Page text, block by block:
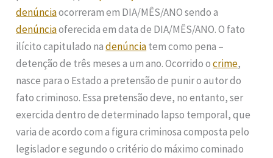
denúnciaocorreram em DIA/MÊS/ANO sendo a
denúnciaoferecida em data de DIA/MÊS/ANO. O fato
ilícito capitulado nadenúnciatem como pena –
detenção de três meses a um ano. Ocorrido ocrime,
nasce para o Estado a pretensão de punir o autor do
fato criminoso. Essa pretensão deve, no entanto, ser
exercida dentro de determinado lapso temporal, que
varia de acordo com a figura criminosa composta pelo
legislador e segundo o critério do máximo cominado